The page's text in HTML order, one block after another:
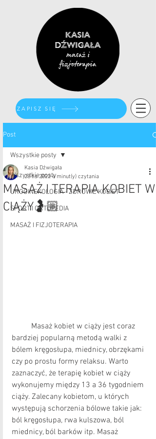
ZAPISZ SIĘ
Post
Wszystkie posty
UROGINEKOLOGIA - ZDROWIE KOBIET
SPORT I ORTOPEDIA
MASAŻ I FIZJOTERAPIA
Wszystkie posty
MASAŻ I TERAPIA KOBIET W
CIĄŻY🤰🏼
Kasia Dźwigała
23 lis 2022 4 minut(y) czytania
bardziej popularną metodą walki z
bólem kręgosłupa, miednicy, obrzękami
czy po prostu formy relaksu. Warto
zaznaczyć, że terapię kobiet w ciąży
wykonujemy między 13 a 36 tygodniem
ciąży. Zalecany kobietom, u których
występują schorzenia bólowe takie jak:
ból kręgosłupa, rwa kulszowa, ból
miednicy, ból barków itp. Masaż